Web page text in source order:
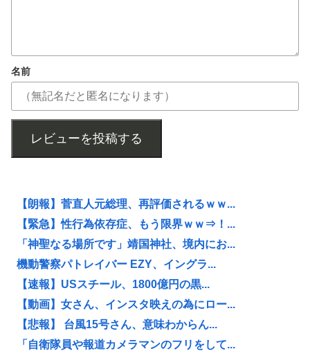
名前
レビューを投稿する
【朗報】菅直人元総理、再評価されるｗｗ...
【緊急】性行為依存症、もう限界ｗｗ⇒！...
「神聖なる場所です」靖国神社、境内にお...
機動警察パトレイバー EZY、イングラ...
【速報】USスチール、1800億円の黒...
【動画】女さん、インスタ映えの為にロー...
【悲報】 台風15号さん、意味わからん...
「自衛隊員や報道カメラマンのフリをして...